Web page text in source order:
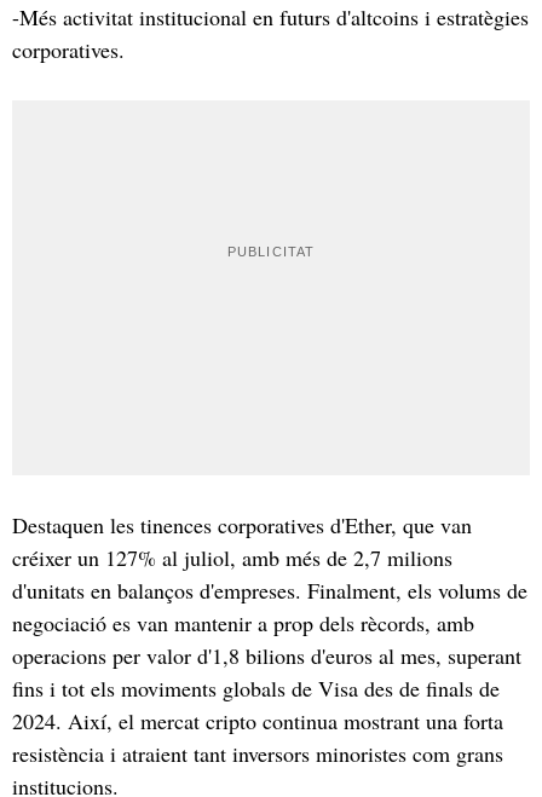
-Més activitat institucional en futurs d'altcoins i estratègies
corporatives.
Destaquen les tinences corporatives d'Ether, que van
créixer un 127% al juliol, amb més de 2,7 milions
d'unitats en balanços d'empreses. Finalment, els volums de
negociació es van mantenir a prop dels rècords, amb
operacions per valor d'1,8 bilions d'euros al mes, superant
fins i tot els moviments globals de Visa des de finals de
2024. Així, el mercat cripto continua mostrant una forta
resistència i atraient tant inversors minoristes com grans
institucions.